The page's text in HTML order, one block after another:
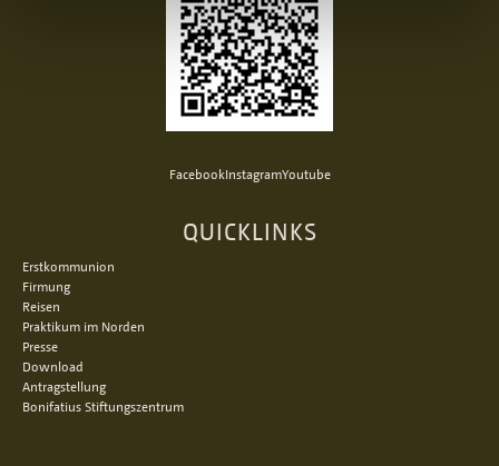
FacebookInstagramYoutube
QUICKLINKS
Erstkommunion
Firmung
Reisen
Praktikum im Norden
Presse
Download
Antragstellung
Bonifatius Stiftungszentrum